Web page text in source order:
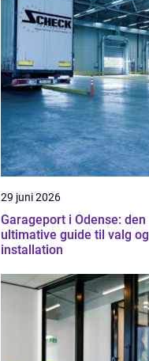
29 juni 2026
Garageport i Odense: den
ultimative guide til valg og
installation